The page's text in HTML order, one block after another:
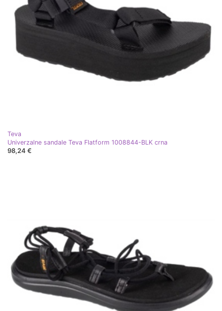
Teva
Univerzalne sandale Teva Flatform 1008844-BLK crna
98,24 €